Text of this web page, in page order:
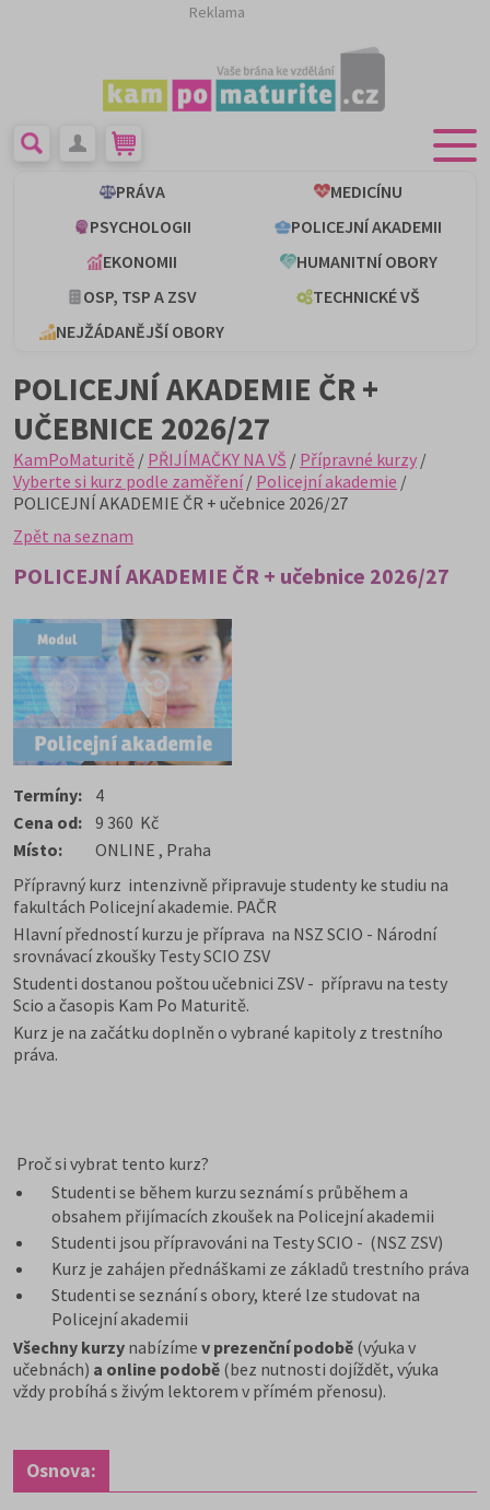
Reklama
PRÁVA
MEDICÍNU
PSYCHOLOGII
POLICEJNÍ AKADEMII
EKONOMII
HUMANITNÍ OBORY
OSP, TSP A ZSV
TECHNICKÉ VŠ
NEJŽÁDANĚJŠÍ OBORY
POLICEJNÍ AKADEMIE ČR +
UČEBNICE 2026/27
KamPoMaturitě / PŘIJÍMAČKY NA VŠ / Přípravné kurzy /
Vyberte si kurz podle zaměření/ Policejní akademie /
POLICEJNÍ AKADEMIE ČR + učebnice 2026/27
Zpět na seznam
POLICEJNÍ AKADEMIE ČR + učebnice 2026/27
Termíny:
4
Cena od: 9 360 Kč
Místo:
ONLINE , Praha
Přípravný kurz intenzivně připravuje studenty ke studiu na
fakultách Policejní akademie. PAČR
Hlavní předností kurzu je příprava na NSZ SCIO - Národní
srovnávací zkoušky Testy SCIO ZSV
Studenti dostanou poštou učebnici ZSV - přípravu na testy
Scio a časopis Kam Po Maturitě.
Kurz je na začátku doplněn o vybrané kapitoly z trestního
práva.
Proč si vybrat tento kurz?
Studenti se během kurzu seznámí s průběhem a
obsahem přijímacích zkoušek na Policejní akademii
Studenti jsou přípravováni na Testy SCIO - (NSZ ZSV)
Kurz je zahájen přednáškami ze základů trestního práva
Studenti se seznání s obory, které lze studovat na
Policejní akademii
Všechny kurzy nabízíme v prezenční podobě (výuka v
učebnách) a online podobě (bez nutnosti dojíždět, výuka
vždy probíhá s živým lektorem v přímém přenosu).
Osnova: